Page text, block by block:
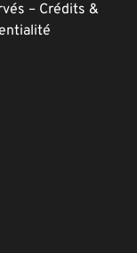
– Crédits &